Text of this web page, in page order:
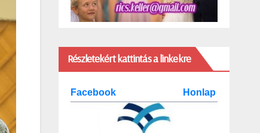
Részletekért kattintás a linkekre
Facebook Honlap